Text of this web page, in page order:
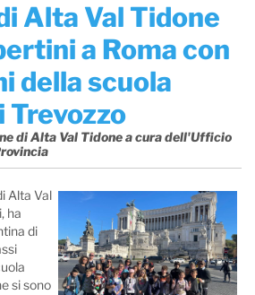
Alta Val Tidone
a Roma con
della scuola
Trevozzo
di Alta Val Tidone a cura dell'Ufficio
Alta Val
ha
di
si sono